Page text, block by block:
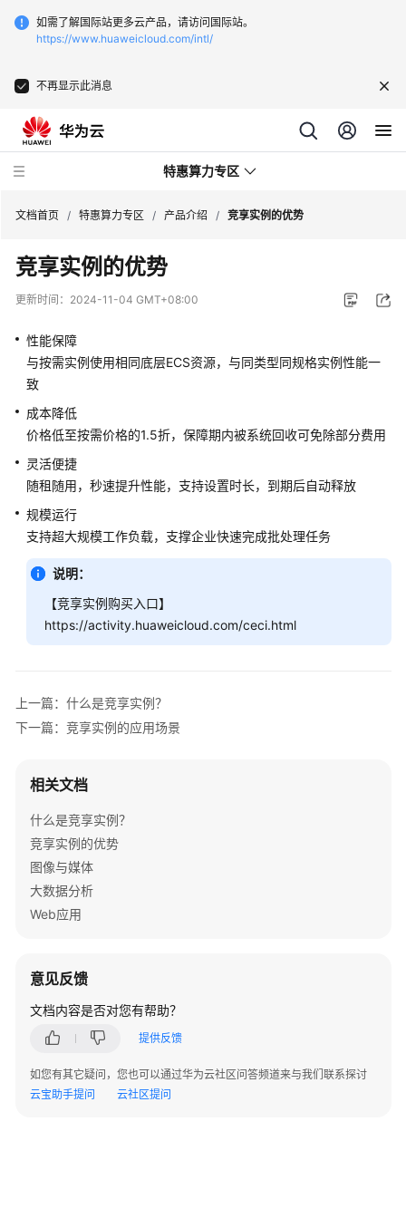
如需了解国际站更多云产品，请访问国际站。
https://www.huaweicloud.com/intl/
不再显示此消息
特惠算力专区
产
品
绍
是
竞
实
例？
竞
享
实
例
优
竞
实
的
应
用
场
计
费
户
文
文档首页 / 特惠算力专区 / 产品介绍 / 竞享实例的优势
竞享实例的优势
更新时间： 2024-11-04 GMT+08:00
性能保障
与按需实例使用相同底层ECS资源，与同类型同规格实例性能一
致
成本降低
价格低至按需价格的1.5折，保障期内被系统回收可免除部分费用
灵活便捷
随租随用，秒速提升性能，支持设置时长，到期后自动释放
规模运行
支持超大规模工作负载，支撑企业快速完成批处理任务
说明：
【竞享实例购买入口】
https://activity.huaweicloud.com/ceci.html
上一篇：什么是竞享实例？
下一篇：竞享实例的应用场景
相关文档
什么是竞享实例？
竞享实例的优势
图像与媒体
大数据分析
Web应用
意见反馈
文档内容是否对您有帮助？
提供反馈
如您有其它疑问，您也可以通过华为云社区问答频道来与我们联系探讨
云宝助手提问
云社区提问